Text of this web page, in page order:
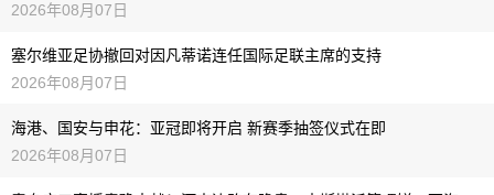
2026年08月07日
塞尔维亚足协撤回对因凡蒂诺连任国际足联主席的支持
2026年08月07日
海港、国安与申花：亚冠即将开启 新赛季抽签仪式在即
2026年08月07日